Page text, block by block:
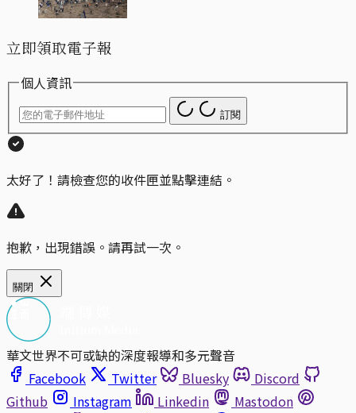
立即領取電子報
個人資訊
訂閱
太好了！請檢查您的收件匣並點擊連結。
抱歉，出現錯誤。請再試一次。
關閉
華文世界不可或缺的深度報導和多元聲音
Facebook
Twitter Bluesky
Discord
Github
Instagram Linkedin
Mastodon